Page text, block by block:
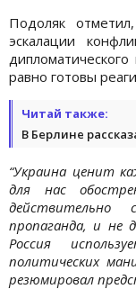
Подоляк
эскалации
равно готовы
Читай также:
В Берлине
“Украина ценит
для нас
пропаганда, и не
Россия
политических
резюмировал